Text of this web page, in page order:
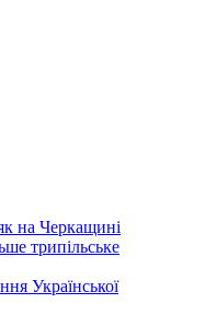
на Черкащині
трипільське
Української